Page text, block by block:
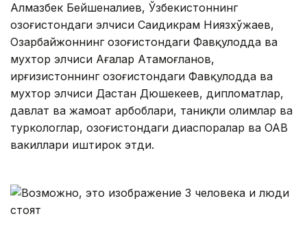
Алмазбек Бейшеналиев, Ўзбекистоннинг
Қозоғистондаги элчиси Саидикрам Ниязхўжаев,
Озарбайжоннинг Қозоғистондаги Фавқулодда ва
мухтор элчиси Ағалар Атамоғланов,
Қирғизистоннинг Қозоғистондаги Фавқулодда ва
мухтор элчиси Дастан Дюшекеев, дипломатлар,
давлат ва жамоат арбоблари, таниқли олимлар ва
туркологлар, Қозоғистондаги диаспоралар ва ОАВ
вакиллари иштирок этди.